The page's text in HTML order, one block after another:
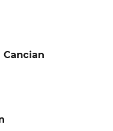
Cancian